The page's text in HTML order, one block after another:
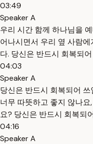
03:49
Speaker A
우리 시간 함께 하나님을
어나시면서 우리 옆 사람
다. 당신은 반드시 회복되
04:03
Speaker A
당신은 반드시 회복되어
너무 따뜻하고 좋지 않나
요? 당신은 반드시 회복되
04:16
Speaker A